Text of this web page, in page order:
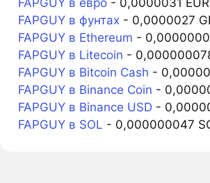
FAPGUY в евро- 0,0000031 EUR
FAPGUY в фунтах- 0,0000027
FAPGUY в Ethereum -
FAPGUY в Litecoin -
FAPGUY в Bitcoin Cash -
FAPGUY в Binance Coin -
FAPGUY в Binance USD-
FAPGUY в SOL - 0,000000047